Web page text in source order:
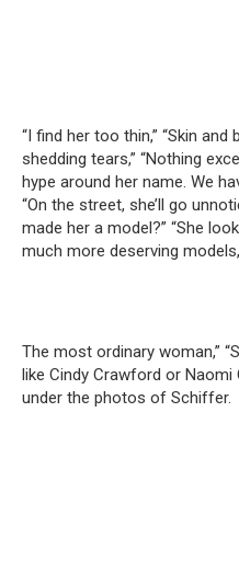
“I find her too thin,” “Skin
shedding tears,” “Nothing
hype around her name. We
“On the street, she’ll go
made her a model?” “She
much more deserving models,
The most ordinary woman,”
like Cindy Crawford or Naomi
under the photos of Schiffer.